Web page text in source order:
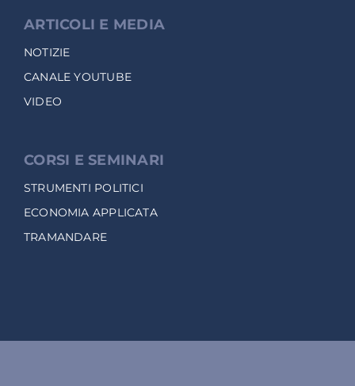
ARTICOLI E MEDIA
NOTIZIE
CANALE YOUTUBE
VIDEO
CORSI E SEMINARI
STRUMENTI POLITICI
ECONOMIA APPLICATA
TRAMANDARE